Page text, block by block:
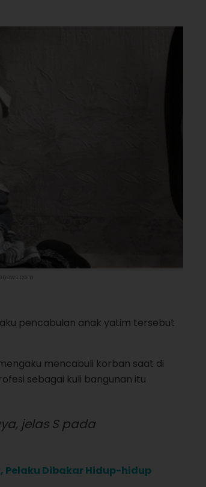
pencabulan anak yatim tersebut
mencabuli korban saat di
sebagai kuli bangunan itu
jelas S pada
Pelaku Dibakar Hidup-hidup